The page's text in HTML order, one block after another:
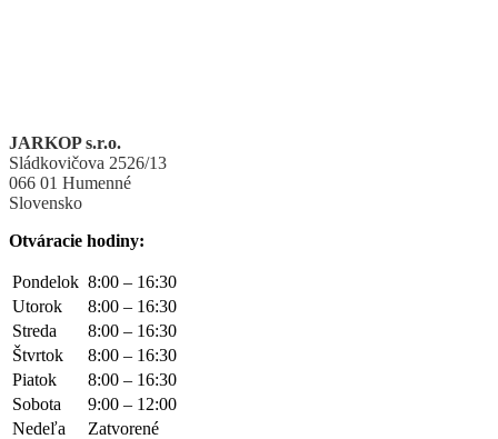
JARKOP s.r.o.
Sládkovičova 2526/13
066 01 Humenné
Slovensko
Otváracie hodiny:
Pondelok 8:00 – 16:30
Utorok
8:00 – 16:30
Streda
8:00 – 16:30
Štvrtok
8:00 – 16:30
Piatok
8:00 – 16:30
Sobota
9:00 – 12:00
Nedeľa
Zatvorené